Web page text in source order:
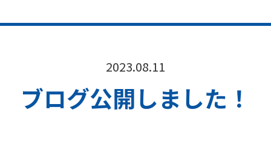
2023.08.11
ブログ公開しました！